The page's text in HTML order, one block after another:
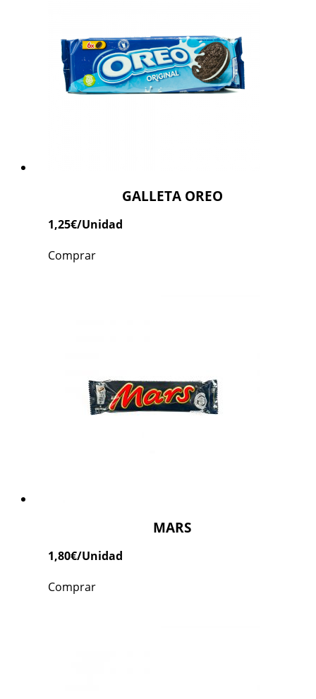
GALLETA OREO
1,25€/Unidad
Comprar
MARS
1,80€/Unidad
Comprar